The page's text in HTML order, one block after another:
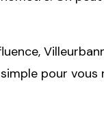
pour